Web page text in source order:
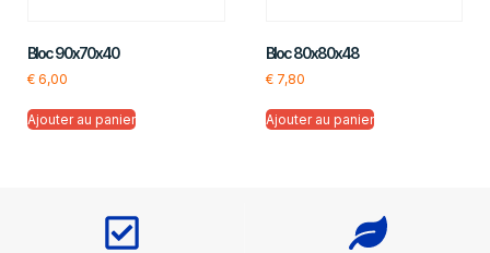
Bloc 90x70x40
€ 6,00
Ajouter au panier
Bloc 80x80x48
€7,80
Ajouter au panier